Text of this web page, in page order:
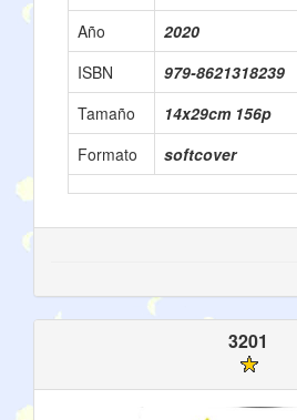
Año
2020
ISBN
979-8621318239
Tamaño
14x29cm 156p
Formato
softcover
3201